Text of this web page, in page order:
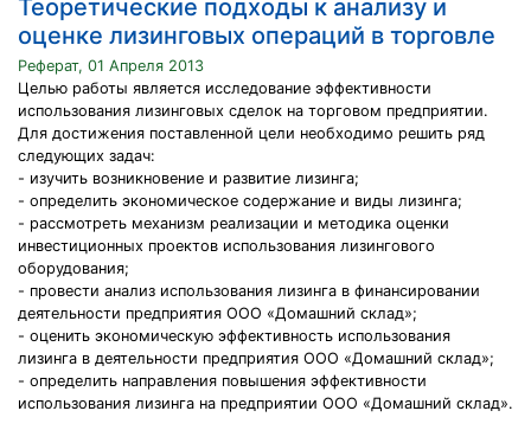
Теоретические подходы к анализу и
оценке лизинговых операций в торговле
Реферат, 01 Апреля 2013
Целью работы является исследование эффективности
использования лизинговых сделок на торговом предприятии.
Для достижения поставленной цели необходимо решить ряд
следующих задач:
- изучить возникновение и развитие лизинга;
- определить экономическое содержание и виды лизинга;
- рассмотреть механизм реализации и методика оценки
инвестиционных проектов использования лизингового
оборудования;
- провести анализ использования лизинга в финансировании
деятельности предприятия ООО «Домашний склад»;
- оценить экономическую эффективность использования
лизинга в деятельности предприятия ООО «Домашний склад»;
- определить направления повышения эффективности
использования лизинга на предприятии ООО «Домашний склад».